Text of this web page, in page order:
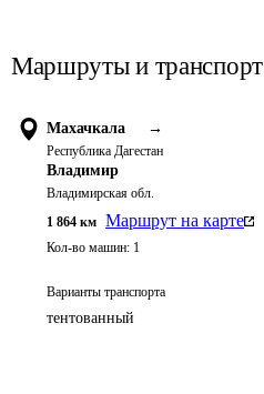
Маршруты и транспорт
Махачкала →
Республика Дагестан
Владимир
Владимирская обл.
1 864 км Маршрут на карте
Кол-во машин: 1
Варианты транспорта
тентованный